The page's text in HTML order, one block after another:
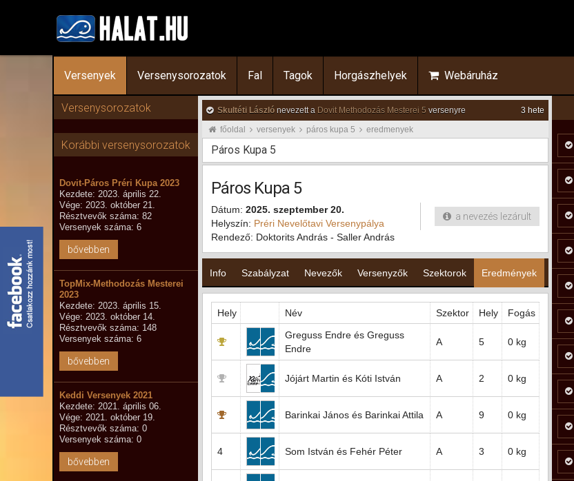
Versenyek Versenysorozatok Fal Tagok Horgászhelyek Webáruház
Versenysorozatok
Korábbi versenysorozatok
Dovit-Páros Préri Kupa 2023
Kezdete: 2023. április 22.
Vége: 2023. október 21.
Résztvevők száma: 82
Versenyek száma: 6
bővebben
TopMix-Methodozás Mesterei
2023
Kezdete: 2023. április 15.
Vége: 2023. október 14.
Résztvevők száma: 148
Versenyek száma: 6
bővebben
Keddi Versenyek 2021
Kezdete: 2021. április 06.
Vége: 2021. október 19.
Résztvevők száma: 0
Versenyek száma: 0
bővebben
Skultéti Lászlónevezett a Dovit Methodozás Mesterei 5 versenyre
3 hete
főoldal
versenyek páros kupa 5 eredmenyek
Páros Kupa 5
Páros Kupa 5
Dátum: 2025. szeptember 20.
Helyszín: Préri Nevelőtavi Versenypálya
Rendező: Doktorits András - Saller András
a nevezés lezárult
Info Szabályzat Nevezők Versenyzők Szektorok Eredmények
Hely Név Szektor Hely
Fogás
Greguss Endre és Greguss
Endre
A 5 0 kg
Jójárt Martin és Kóti István A 2 0 kg
Barinkai János és Barinkai Attila A 9 0 kg
4 Som István és Fehér Péter A 3 0 kg